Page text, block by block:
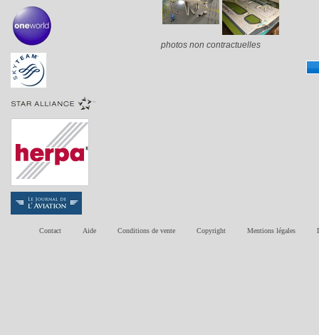
photos non contractuelles
Contact Aide Conditions de vente Copyright Mentions légales